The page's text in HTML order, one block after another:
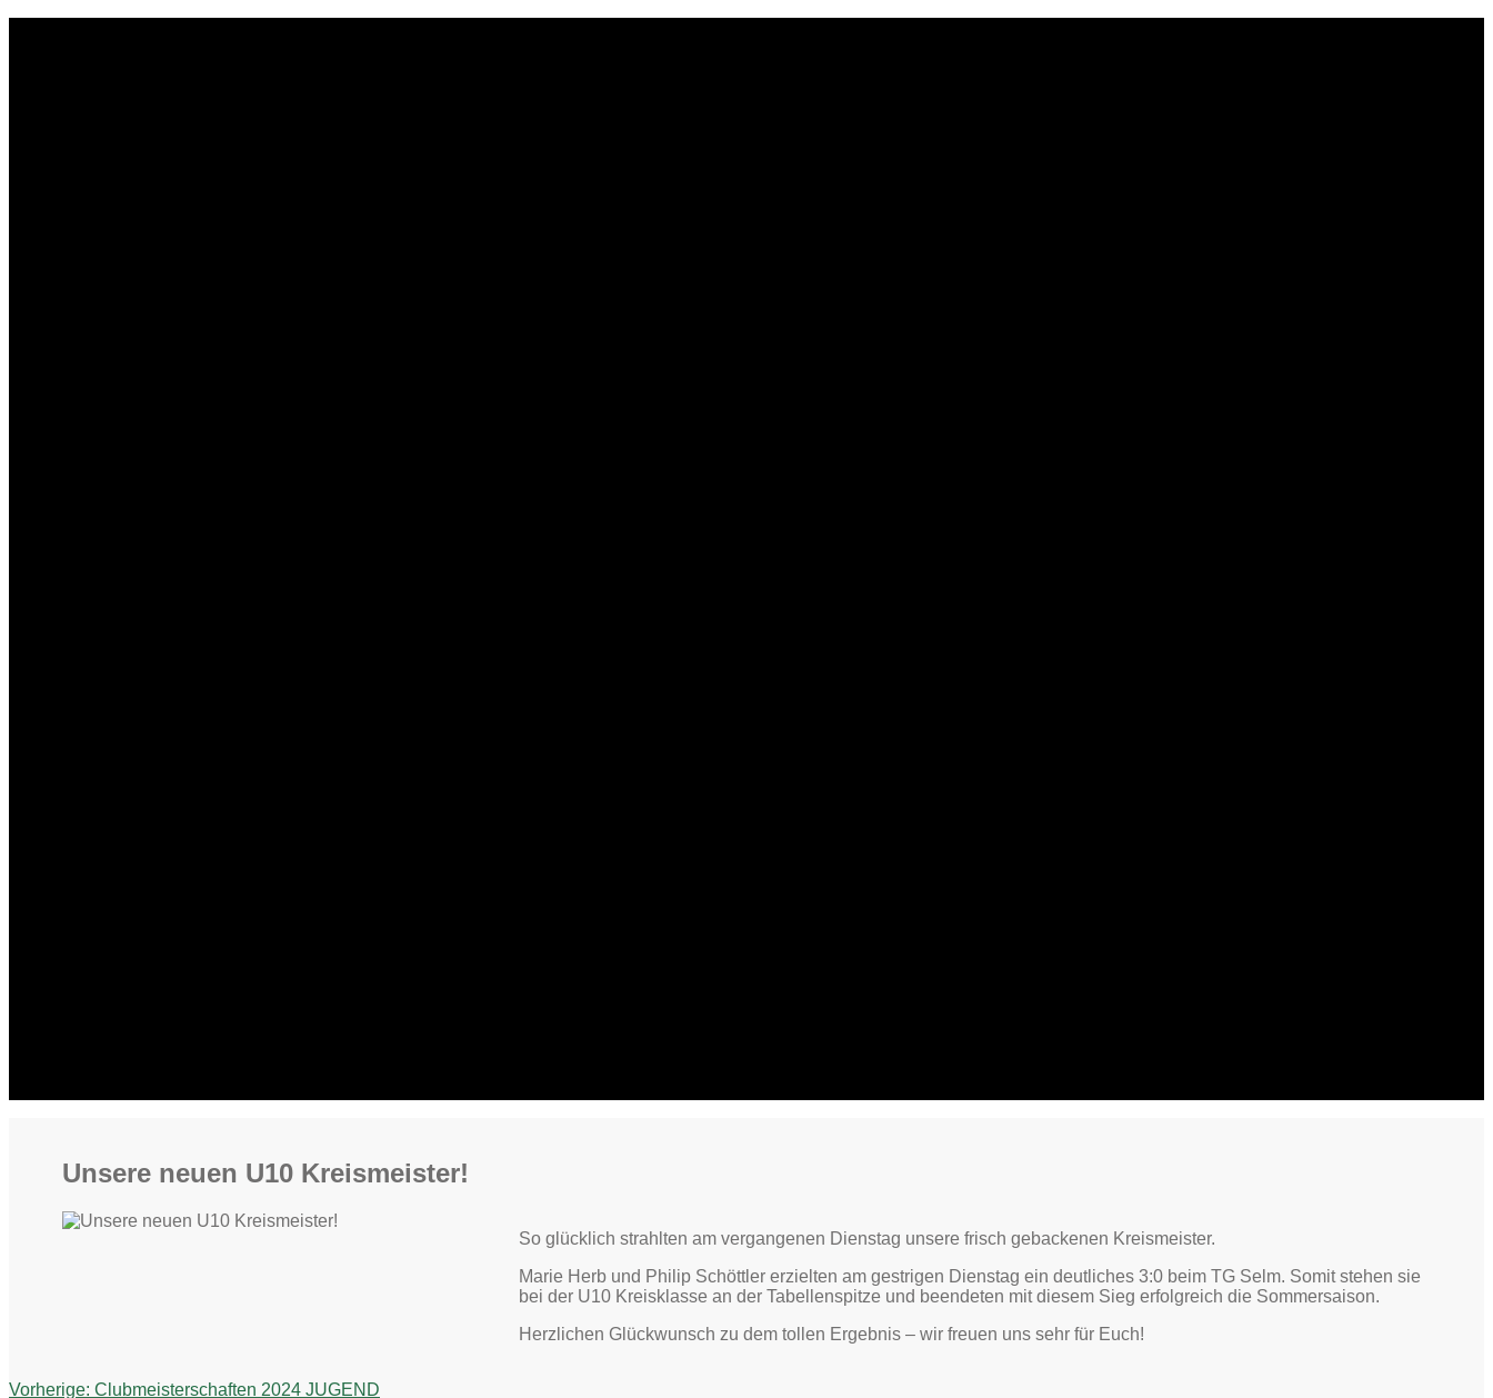
Unsere neuen U10 Kreismeister!
So glücklich strahlten am vergangenen Dienstag unsere frisch gebackenen Kreismeister.
Marie Herb und Philip Schöttler erzielten am gestrigen Dienstag ein deutliches 3:0 beim TG Selm. Somit stehen sie
bei der U10 Kreisklasse an der Tabellenspitze und beendeten mit diesem Sieg erfolgreich die Sommersaison.
Herzlichen Glückwunsch zu dem tollen Ergebnis – wir freuen uns sehr für Euch!
Vorherige: Vorheriger
Clubmeisterschaften 2024 JUGEND